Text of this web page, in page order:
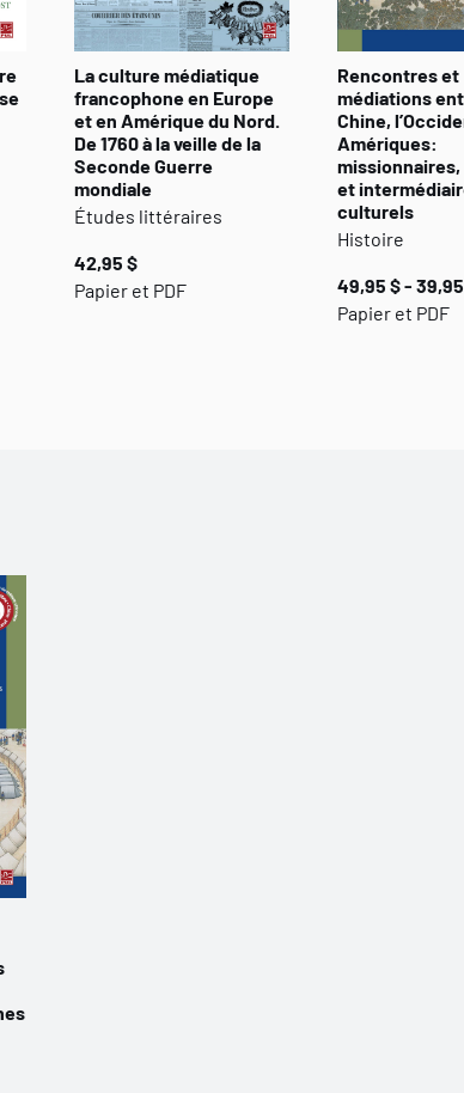
La culture médiatique
francophone en Europe
et en Amérique du Nord.
De 1760 à la veille de la
Seconde Guerre
mondiale
Études littéraires
42,95 $
Papier et PDF
Rencontres et
médiations
Chine,
Amériques:
et
culturels
Histoire
49,95 $ -
Papier et PDF